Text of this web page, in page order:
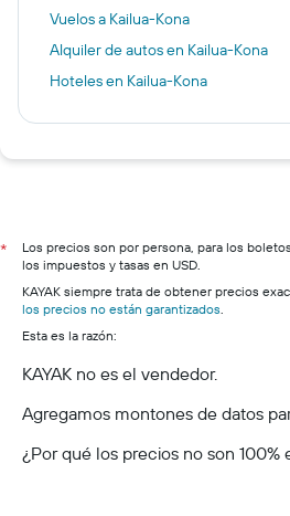
Vuelos a Kailua-Kona
Alquiler de autos en Kailua-Kona
Hoteles en Kailua-Kona
*
Los precios son por persona, para los
los impuestos y tasas en USD.
KAYAK siempre trata de obtener precios
los precios no están garantizados.
Esta es la razón:
KAYAK no es el vendedor.
Agregamos montones de datos
¿Por qué los precios no son 100%